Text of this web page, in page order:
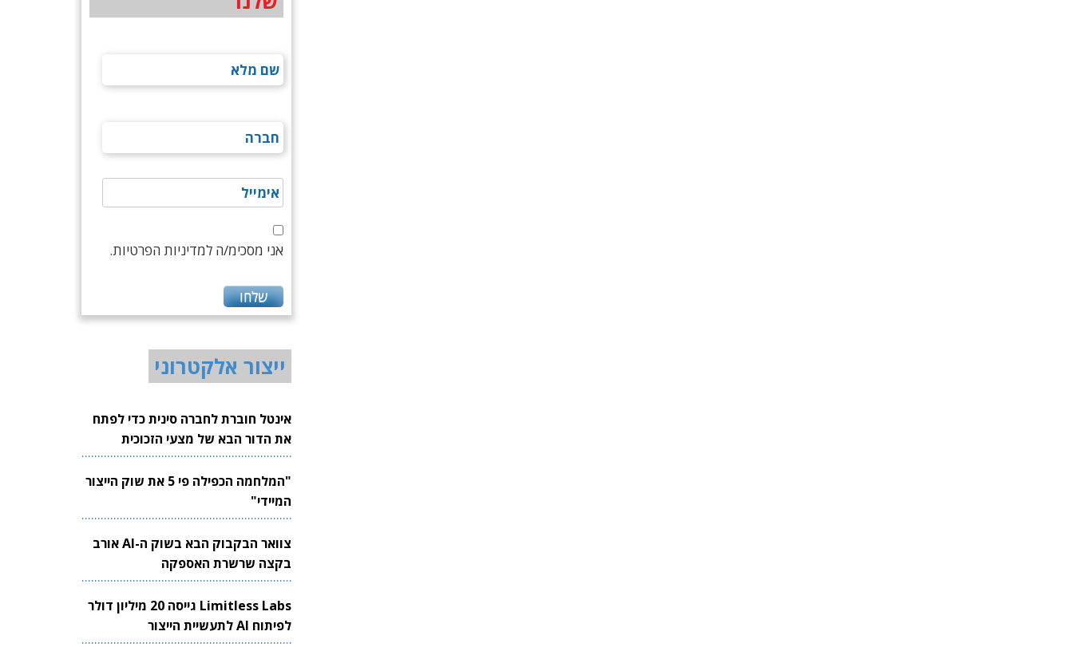
אני מסכימ/ה למדיניות הפרטיות.
ייצור אלקטרוני
אינטל חוברת לחברה סינית כדי לפתח
את הדור הבא של מצעי הזכוכית
לשבבים
"המלחמה הכפילה פי 5 את שוק הייצור
המיידי"
צוואר הבקבוק הבא בשוק ה-AI אורב
בקצה שרשרת האספקה
Limitless Labs גייסה 20 מיליון דולר
לפיתוח AI לתעשיית הייצור